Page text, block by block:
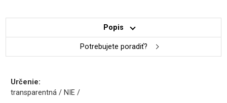
Popis
Potrebujete poradiť?
Určenie:
transparentná / NIE /